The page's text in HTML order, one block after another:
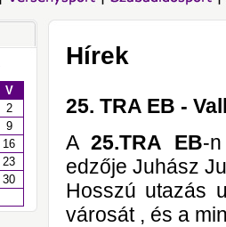
V
2
9
16
23
30
Hírek
25. TRA EB -
A25.TRA EB-
edzője Juhász
Hosszú utazás
városát , és a